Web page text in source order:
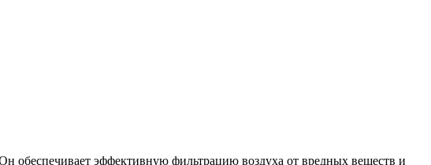
обеспечивает эффективную фильтрацию воздуха от вредных веществ и